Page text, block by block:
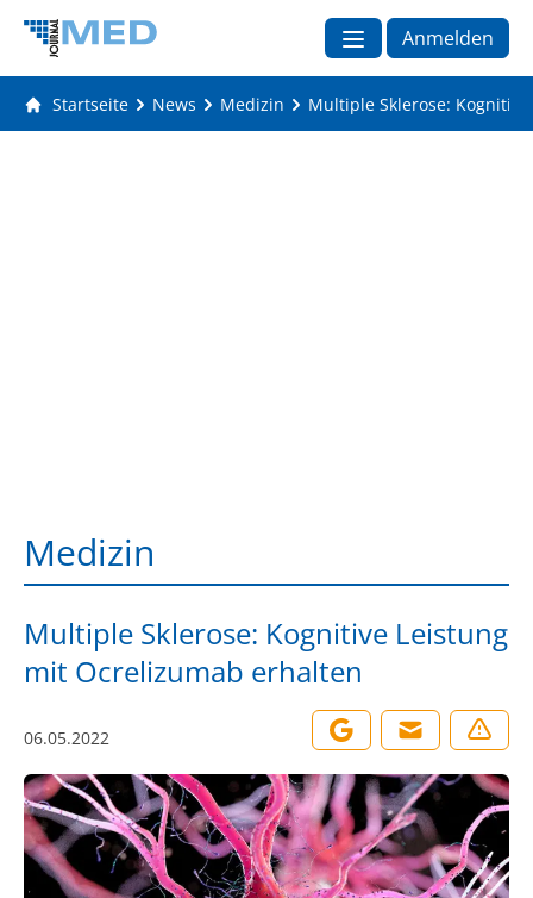
Anmelden
Startseite News Medizin Multiple Sklerose:
Medizin
Multiple Sklerose: Kognitive Leistung
mit Ocrelizumab erhalten
06.05.2022